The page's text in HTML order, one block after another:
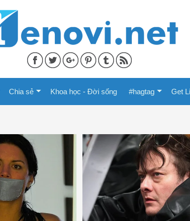
Chia sẻ Khoa học - Đời sống #hagtag Get